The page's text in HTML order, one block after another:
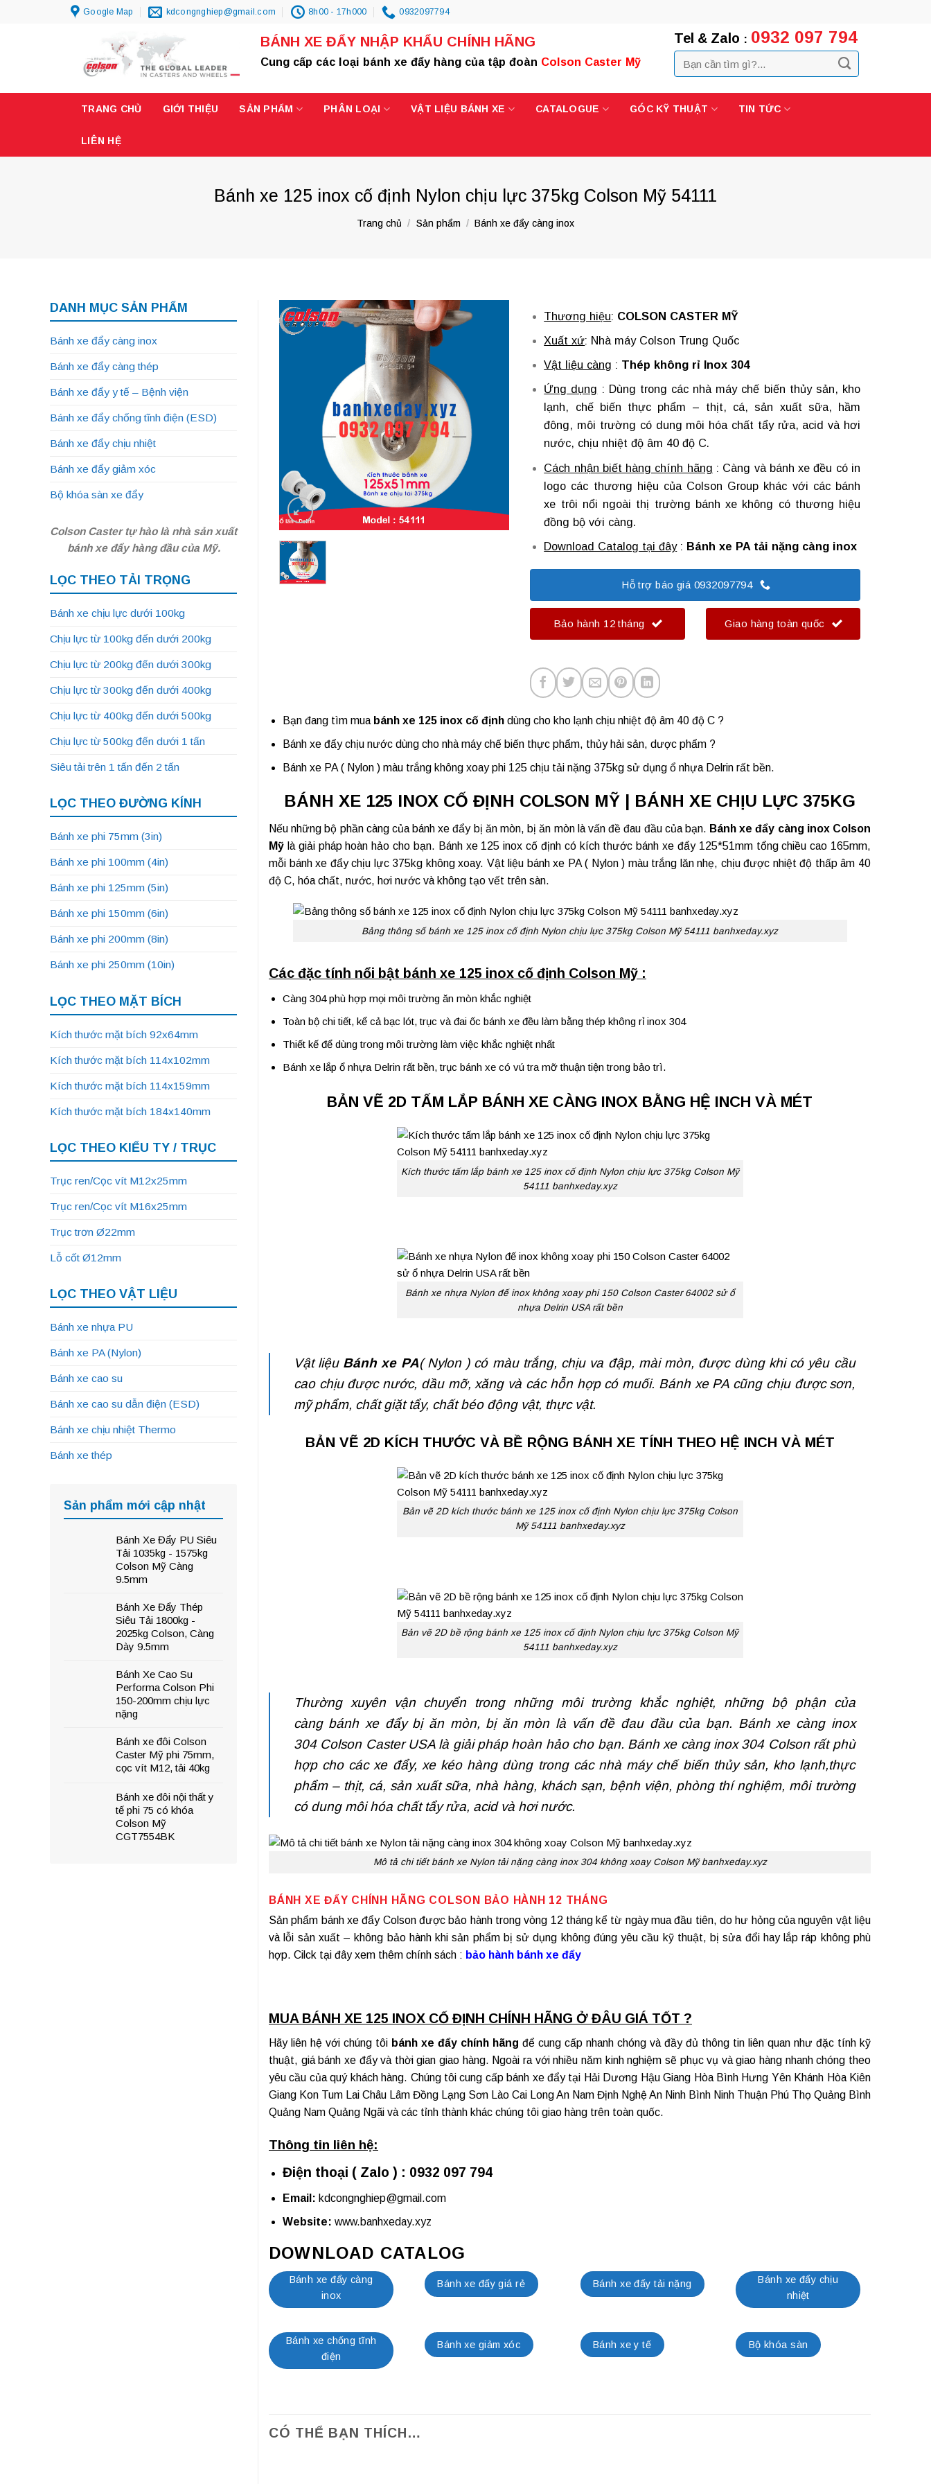
Google Map kdcongnghiep@gmail.com 8h00 - 17h000 0932097794
BÁNH XE ĐẨY NHẬP KHẨU CHÍNH HÃNG
Cung cấp các loại bánh xe đẩy hàng của tập đoàn Colson Caster Mỹ
Tel & Zalo : 0932 097 794
TRANG CHỦ GIỚI THIỆU SẢN PHẨM PHÂN LOẠI VẬT LIỆU BÁNH XE CATALOGUE GÓC KỸ THUẬT TIN TỨC
LIÊN HỆ
Bánh xe 125 inox cố định Nylon chịu lực 375kg Colson Mỹ 54111
Trang chủ / Sản phẩm / Bánh xe đẩy càng inox
DANH MỤC SẢN PHẨM
Bánh xe đẩy càng inox
Bánh xe đẩy càng thép
Bánh xe đẩy y tế – Bệnh viện
Bánh xe đẩy chống tĩnh điện (ESD)
Bánh xe đẩy chịu nhiệt
Bánh xe đẩy giảm xóc
Bộ khóa sàn xe đẩy
Colson Caster tự hào là nhà sản xuất
bánh xe đẩy hàng đầu của Mỹ.
LỌC THEO TẢI TRỌNG
Bánh xe chịu lực dưới 100kg
Chịu lực từ 100kg đến dưới 200kg
Chịu lực từ 200kg đến dưới 300kg
Chịu lực từ 300kg đến dưới 400kg
Chịu lực từ 400kg đến dưới 500kg
Chịu lực từ 500kg đến dưới 1 tấn
Siêu tải trên 1 tấn đến 2 tấn
LỌC THEO ĐƯỜNG KÍNH
Bánh xe phi 75mm (3in)
Bánh xe phi 100mm (4in)
Bánh xe phi 125mm (5in)
Bánh xe phi 150mm (6in)
Bánh xe phi 200mm (8in)
Bánh xe phi 250mm (10in)
LỌC THEO MẶT BÍCH
Kích thước mặt bích 92x64mm
Kích thước mặt bích 114x102mm
Kích thước mặt bích 114x159mm
Kích thước mặt bích 184x140mm
LỌC THEO KIỂU TY / TRỤC
Trục ren/Cọc vít M12x25mm
Trục ren/Cọc vít M16x25mm
Trục trơn Ø22mm
Lỗ cốt Ø12mm
LỌC THEO VẬT LIỆU
Bánh xe nhựa PU
Bánh xe PA (Nylon)
Bánh xe cao su
Bánh xe cao su dẫn điện (ESD)
Bánh xe chịu nhiệt Thermo
Bánh xe thép
Sản phẩm mới cập nhật
Bánh Xe Đẩy PU Siêu
Tải 1035kg - 1575kg
Colson Mỹ Càng
9.5mm
Bánh Xe Đẩy Thép
Siêu Tải 1800kg -
2025kg Colson, Càng
Dày 9.5mm
Bánh Xe Cao Su
Performa Colson Phi
150-200mm chịu lực
nặng
Bánh xe đôi Colson
Caster Mỹ phi 75mm,
cọc vít M12, tải 40kg
Bánh xe đôi nội thất y
tế phi 75 có khóa
Colson Mỹ
CGT7554BK
Thương hiệu: COLSON CASTER MỸ
Xuất xứ: Nhà máy Colson Trung Quốc
Vật liệu càng : Thép không rỉ Inox 304
Ứng dụng : Dùng trong các nhà máy chế biến thủy sản, kho
lạnh, chế biến thực phẩm – thịt, cá, sản xuất sữa, hầm
đông, môi trường có dung môi hóa chất tẩy rửa, acid và hơi
nước, chịu nhiệt độ âm 40 độ C.
Cách nhận biết hàng chính hãng : Càng và bánh xe đều có in
logo các thương hiệu của Colson Group khác với các bánh
xe trôi nổi ngoài thị trường bánh xe không có thương hiệu
đồng bộ với càng.
Download Catalog tại đây: Bánh xe PA tải nặng càng inox
Hỗ trợ báo giá 0932097794
Bảo hành 12 tháng Giao hàng toàn quốc
Bạn đang tìm mua bánh xe 125 inox cố địnhdùng cho kho lạnh chịu nhiệt độ âm 40 độ C ?
Bánh xe đẩy chịu nước dùng cho nhà máy chế biến thực phẩm, thủy hải sản, dược phẩm ?
Bánh xe PA ( Nylon ) màu trắng không xoay phi 125 chịu tải nặng 375kg sử dụng ổ nhựa Delrin rất bền.
BÁNH XE 125 INOX CỐ ĐỊNH COLSON MỸ | BÁNH XE CHỊU LỰC 375KG
Nếu những bộ phần càng của bánh xe đẩy bị ăn mòn, bị ăn mòn là vấn đề đau đầu của bạn. Bánh xe đẩy càng inoxColson
Mỹ là giải pháp hoàn hảo cho bạn. Bánh xe 125 inox cố định có kích thước bánh xe đẩy 125*51mm tổng chiều cao 165mm,
mỗi bánh xe đẩy chịu lực 375kg không xoay. Vật liệu bánh xe PA ( Nylon ) màu trắng lăn nhẹ, chịu được nhiệt độ thấp âm 40
độ C, hóa chất, nước, hơi nước và không tạo vết trên sàn.
Bảng thông số bánh xe 125 inox cố định Nylon chịu lực 375kg Colson Mỹ 54111 banhxeday.xyz
Các đặc tính nổi bật bánh xe 125 inox cố định Colson Mỹ :
Càng 304 phù hợp mọi môi trường ăn mòn khắc nghiệt
Toàn bộ chi tiết, kể cả bạc lót, trục và đai ốc bánh xe đều làm bằng thép không rỉ inox 304
Thiết kế để dùng trong môi trường làm việc khắc nghiệt nhất
Bánh xe lắp ổ nhựa Delrin rất bền, trục bánh xe có vú tra mỡ thuận tiện trong bảo trì.
BẢN VẼ 2D TẤM LẮP BÁNH XE CÀNG INOX BẰNG HỆ INCH VÀ MÉT
Kích thước tấm lắp bánh xe 125 inox cố định Nylon chịu lực 375kg Colson Mỹ
54111 banhxeday.xyz
Bánh xe nhựa Nylon đế inox không xoay phi 150 Colson Caster 64002 sử ổ
nhựa Delrin USA rất bền
Vật liệu Bánh xe PA( Nylon ) có màu trắng, chịu va đập, mài mòn, được dùng khi có yêu cầu
cao chịu được nước, dầu mỡ, xăng và các hỗn hợp có muối. Bánh xe PA cũng chịu được sơn,
mỹ phẩm, chất giặt tẩy, chất béo động vật, thực vật.
BẢN VẼ 2D KÍCH THƯỚC VÀ BỀ RỘNG BÁNH XE TÍNH THEO HỆ INCH VÀ MÉT
Bản vẽ 2D kích thước bánh xe 125 inox cố định Nylon chịu lực 375kg Colson
Mỹ 54111 banhxeday.xyz
Bản vẽ 2D bề rộng bánh xe 125 inox cố định Nylon chịu lực 375kg Colson Mỹ
54111 banhxeday.xyz
Thường xuyên vận chuyển trong những môi trường khắc nghiệt, những bộ phận của
càng bánh xe đẩybị ăn mòn, bị ăn mòn là vấn đề đau đầu của bạn. Bánh xe càng inox
304 Colson Caster USA là giải pháp hoàn hảo cho bạn. Bánh xe càng inox 304 Colson rất phù
hợp cho các xe đẩy, xe kéo hàng dùng trong các nhà máy chế biến thủy sản, kho lạnh,thực
phẩm – thịt, cá, sản xuất sữa, nhà hàng, khách sạn, bệnh viện, phòng thí nghiệm, môi trường
có dung môi hóa chất tẩy rửa, acid và hơi nước.
Mô tả chi tiết bánh xe Nylon tải nặng càng inox 304 không xoay Colson Mỹ banhxeday.xyz
BÁNH XE ĐẨY CHÍNH HÃNG COLSON BẢO HÀNH 12 THÁNG
Sản phẩm bánh xe đẩy Colsonđược bảo hành trong vòng 12 tháng kể từ ngày mua đầu tiên, do hư hỏng của nguyên vật liệu
và lỗi sản xuất – không bảo hành khi sản phẩm bị sử dụng không đúng yêu cầu kỹ thuật, bị sửa đổi hay lắp ráp không phù
hợp. Cilck tại đây xem thêm chính sách : bảo hành bánh xe đẩy
MUA BÁNH XE 125 INOX CỐ ĐỊNH CHÍNH HÃNG Ở ĐÂU GIÁ TỐT ?
Hãy liên hệ với chúng tôi bánh xe đẩy chính hãng để cung cấp nhanh chóng và đầy đủ thông tin liên quan như đặc tính kỹ
thuật, giá bánh xe đẩy và thời gian giao hàng. Ngoài ra với nhiều năm kinh nghiệm sẽ phục vụ và giao hàng nhanh chóng theo
yêu cầu của quý khách hàng. Chúng tôi cung cấp bánh xe đẩy tại Hải Dương Hậu Giang Hòa Bình Hưng Yên Khánh Hòa Kiên
Giang Kon Tum Lai Châu Lâm Đồng Lạng Sơn Lào Cai Long An Nam Định Nghệ An Ninh Bình Ninh Thuận Phú Thọ Quảng Bình
Quảng Nam Quảng Ngãi và các tỉnh thành khác chúng tôi giao hàng trên toàn quốc.
Thông tin liên hệ:
Điện thoại ( Zalo ) : 0932 097 794
Email: kdcongnghiep@gmail.com
Website: www.banhxeday.xyz
DOWNLOAD CATALOG
Bánh xe đẩy càng
inox
Bánh xe đẩy giá rẻ Bánh xe đẩy tải nặng
Bánh xe đẩy chịu
nhiệt
Bánh xe chống tĩnh
điện
Bánh xe giảm xóc Bánh xe y tế Bộ khóa sàn
CÓ THỂ BẠN THÍCH…